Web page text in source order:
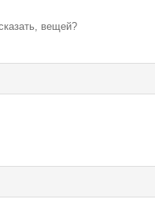
вещей?